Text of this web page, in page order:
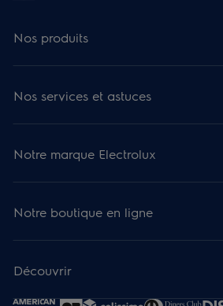
Nos produits
Nos services et astuces
Notre marque Electrolux
Notre boutique en ligne
Découvrir